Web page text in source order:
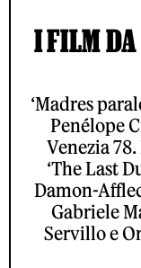
I FILM
‘Madres
Penélope
Venezia
‘The Last
Damon-
Gabriele
Servillo e